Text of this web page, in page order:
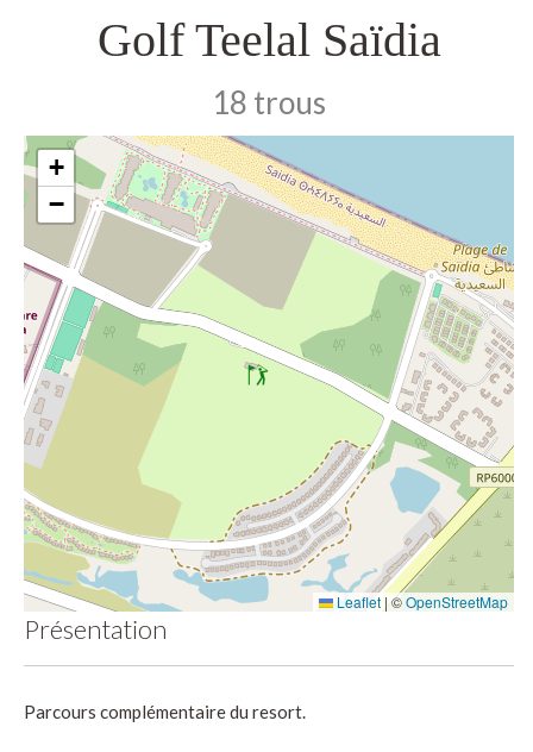
Golf Teelal Saïdia
18 trous
+
−
Leaflet |©OpenStreetMap
Présentation
Parcours complémentaire du resort.